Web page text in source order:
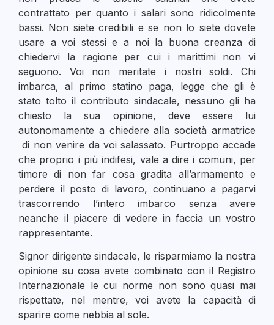
contrattato per quanto i salari sono ridicolmente
bassi. Non siete credibili e se non lo siete dovete
usare a voi stessi e a noi la buona creanza di
chiedervi la ragione per cui i marittimi non vi
seguono. Voi non meritate i nostri soldi. Chi
imbarca, al primo statino paga, legge che gli è
stato tolto il contributo sindacale, nessuno gli ha
chiesto la sua opinione, deve essere lui
autonomamente a chiedere alla società armatrice
di non venire da voi salassato. Purtroppo accade
che proprio i più indifesi, vale a dire i comuni, per
timore di non far cosa gradita all’armamento e
perdere il posto di lavoro, continuano a pagarvi
trascorrendo l’intero imbarco senza avere
neanche il piacere di vedere in faccia un vostro
rappresentante.
Signor dirigente sindacale, le risparmiamo la nostra
opinione su cosa avete combinato con il Registro
Internazionale le cui norme non sono quasi mai
rispettate, nel mentre, voi avete la capacità di
sparire come nebbia al sole.